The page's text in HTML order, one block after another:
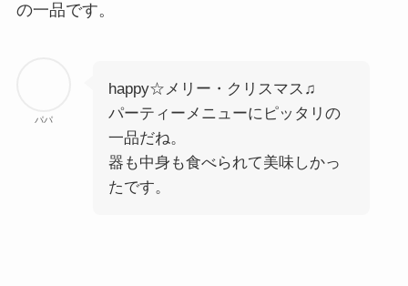
の一品です。
パパ
happy☆メリー・クリスマス♫
パーティーメニューにピッタリの
一品だね。
器も中身も食べられて美味しかっ
たです。